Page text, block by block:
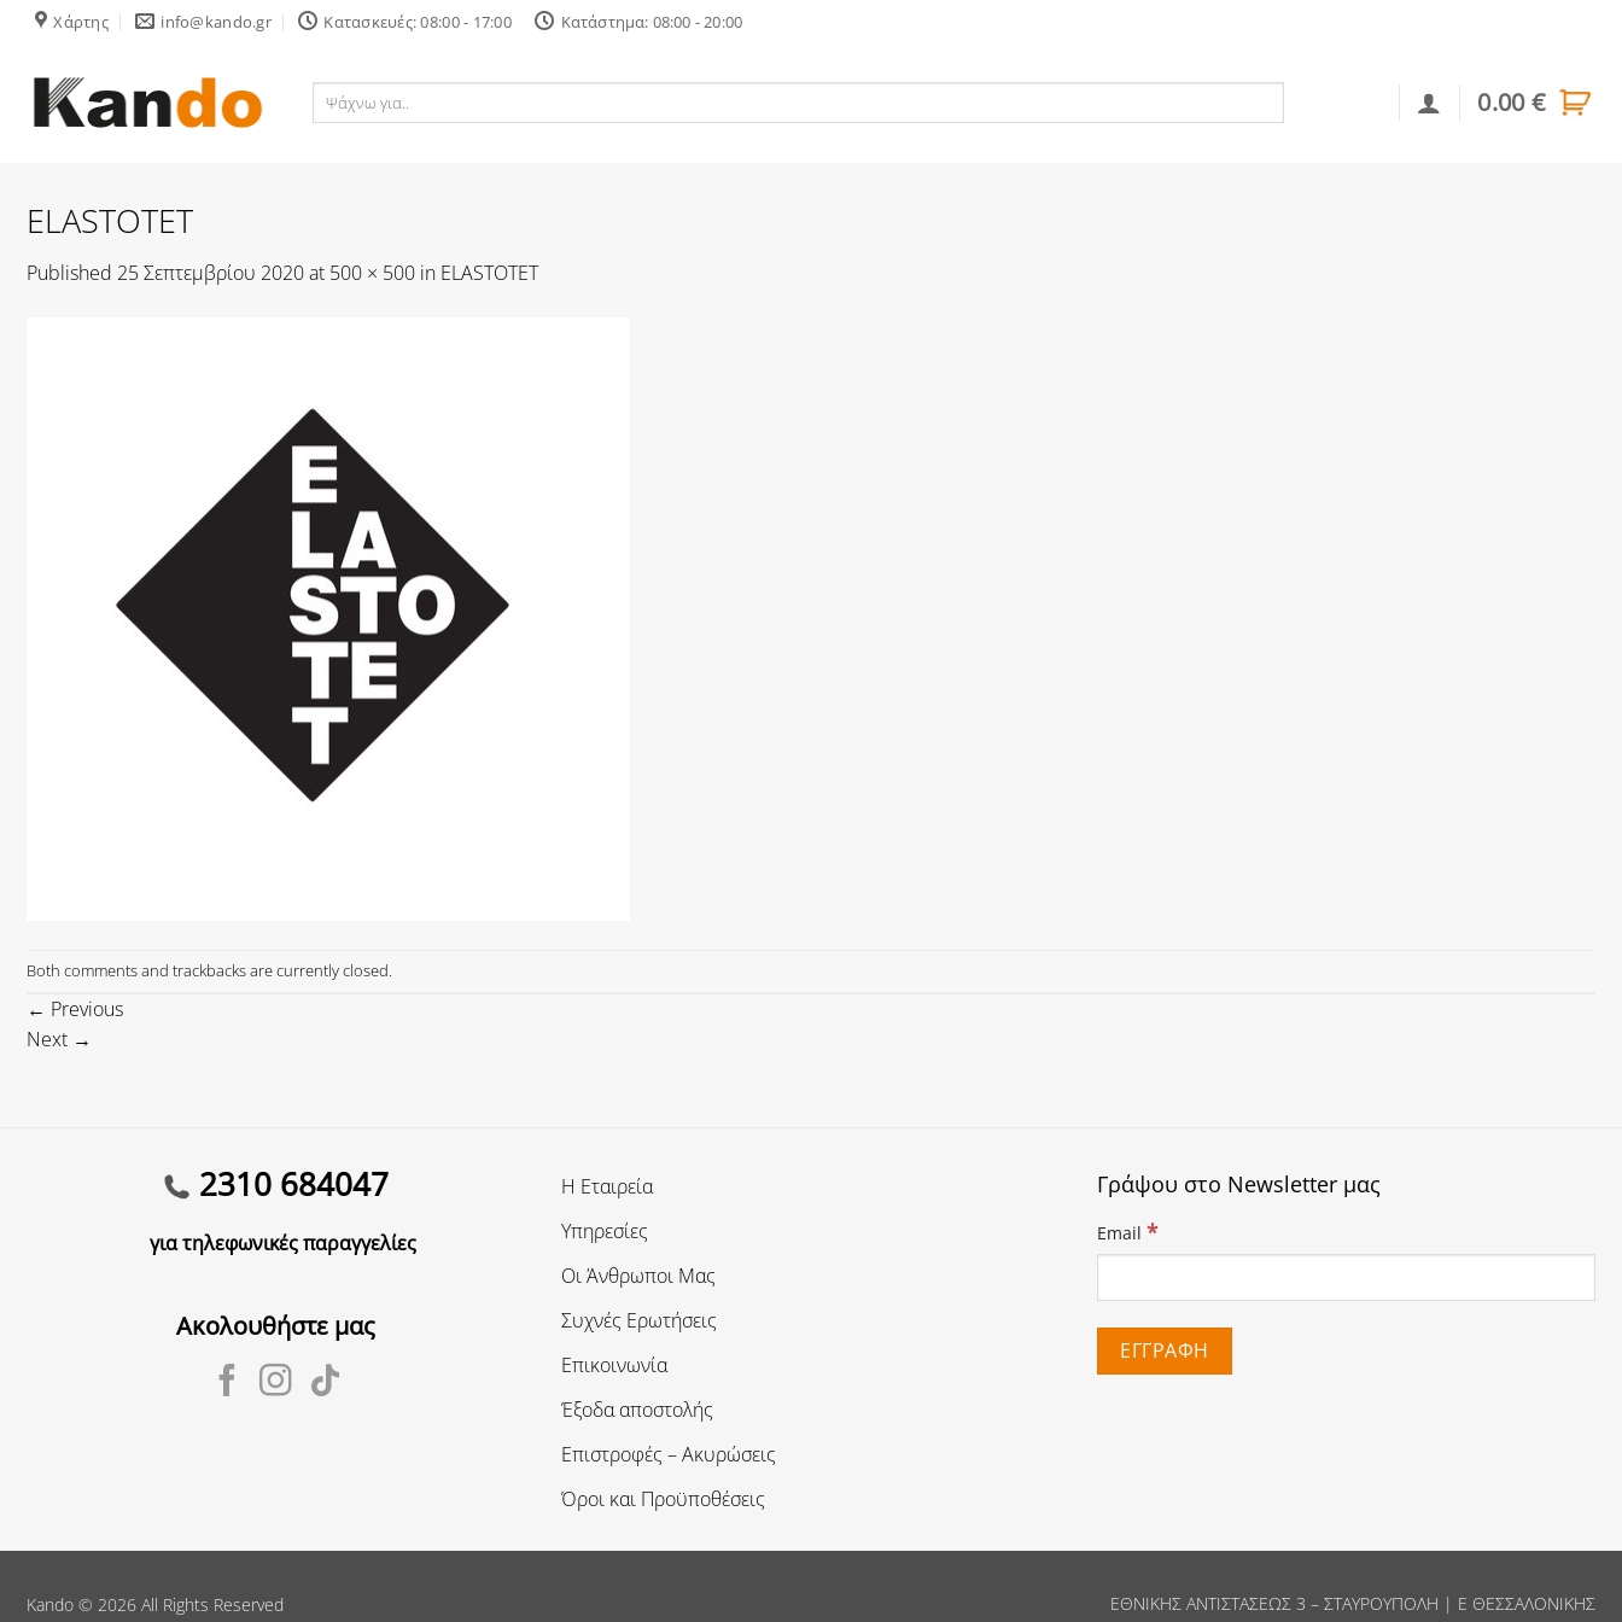
Skip
content
Χάρτης info@kando.gr Κατασκευές: 08:00 - 17:00 Κατάστημα: 08:00 - 20:00
Ψάχνω
0.00€
ELASTOTET
Published 25 Σεπτεμβρίου 2020at 500 × 500 in ELASTOTET
Both comments and trackbacks are currently closed.
← Previous
Next →
2310 684047
για τηλεφωνικές παραγγελίες
Ακολουθήστε μας
Η Εταιρεία
Υπηρεσίες
Οι Άνθρωποι Μας
Συχνές Ερωτήσεις
Επικοινωνία
Έξοδα αποστολής
Επιστροφές – Ακυρώσεις
Όροι και Προϋποθέσεις
Γράψου στο Newsletter μας
Email *
ΕΘΝΙΚΗΣ ΑΝΤΙΣΤΑΣΕΩΣ 3 – ΣΤΑΥΡΟΥΠΟΛΗ | Ε ΘΕΣΣΑΛΟΝΙΚΗΣ
Kando © 2026 All Rights Reserved